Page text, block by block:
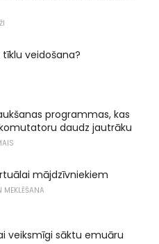
tīklu veidošana?
programmas, kas
daudz jautrāku
mājdzīvniekiem
MEKLĒŠANA
veiksmīgi sāktu emuāru